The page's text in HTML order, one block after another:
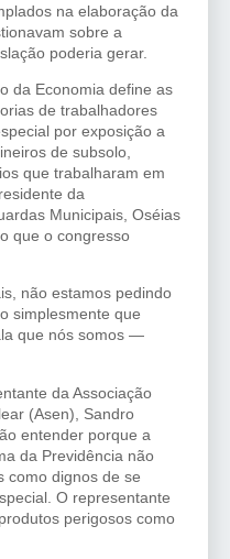
na elaboração da
sobre a
poderia gerar.
da Economia define as
de trabalhadores
por exposição a
de subsolo,
que trabalharam em
da
Municipais, Oséias
que o congresso
não estamos pedindo
simplesmente que
que nós somos —
da Associação
(Asen), Sandro
entender porque a
da Previdência não
como dignos de se
O representante
perigosos como